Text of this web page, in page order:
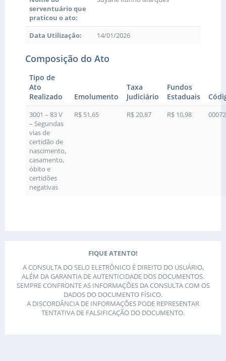
serventuário que
praticou o ato:
Data Utilização: 14/01/2026
Composição do Ato
Tipo de
Ato
Realizado
Emolumento
Taxa
Judiciário
Fundos
Estaduais
3001 – 83 V
– Segundas
vias de
certidão de
nascimento,
casamento,
óbito e
certidões
negativas
R$ 51,65 R$ 20,87 R$ 10,98
FIQUE ATENTO!
A CONSULTA DO SELO ELETRÔNICO É DIREITO DO USUÁRIO,
ALÉM DA GARANTIA DE AUTENTICIDADE DOS DOCUMENTOS.
SEMPRE CONFRONTE AS INFORMAÇÕES DA CONSULTA COM OS
DADOS DO DOCUMENTO FÍSICO.
A DISCORDÂNCIA DE INFORMAÇÕES PODE REPRESENTAR
TENTATIVA DE FALSIFICAÇÃO DO DOCUMENTO.